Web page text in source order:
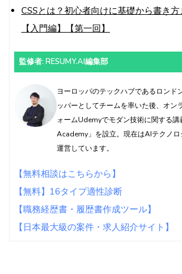
CSSとは？初心者向けに基礎から書き
【入門編】【第一回】
監修者: RESUMY.AI編集部
ヨーロッパのテックハブであるロンド
ッパーとしてチームを率いた後、オン
ォームUdemyでモダン技術に関する
Academy」を設立。現在はAIテクノ
運営しています。
【無料相談はこちらから】
【無料】16タイプ適性診断
【職務経歴書・履歴書作成ツール】
【日本最大級の案件・求人紹介サイト】